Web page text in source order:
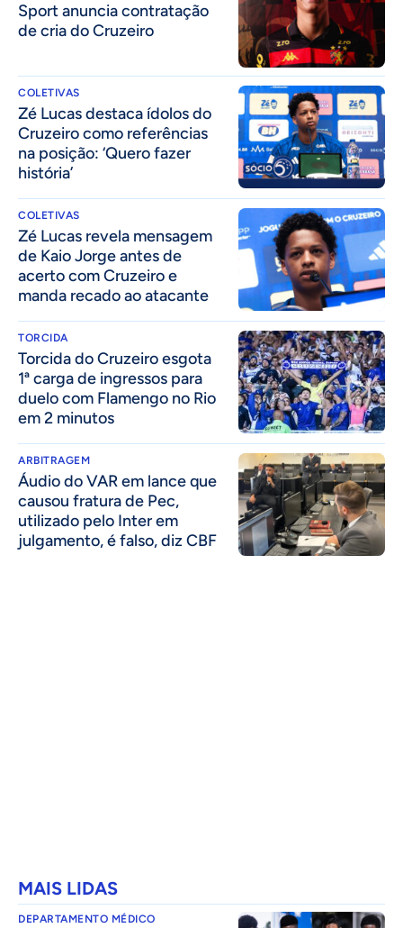
Sport anuncia contratação
de cria do Cruzeiro
COLETIVAS
Zé Lucas destaca ídolos do
Cruzeiro como referências
na posição: ‘Quero fazer
história’
COLETIVAS
Zé Lucas revela mensagem
de Kaio Jorge antes de
acerto com Cruzeiro e
manda recado ao atacante
TORCIDA
Torcida do Cruzeiro esgota
1ª carga de ingressos para
duelo com Flamengo no Rio
em 2 minutos
ARBITRAGEM
Áudio do VAR em lance que
causou fratura de Pec,
utilizado pelo Inter em
julgamento, é falso, diz CBF
MAIS LIDAS
DEPARTAMENTO MÉDICO